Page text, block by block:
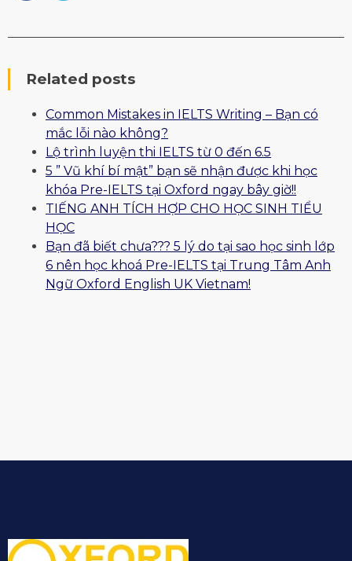
Related posts
Common Mistakes in IELTS Writing – Bạn có
mắc lỗi nào không?
Lộ trình luyện thi IELTS từ 0 đến 6.5
5 ” Vũ khí bí mật” bạn sẽ nhận được khi học
khóa Pre-IELTS tại Oxford ngay bây giờ!!
TIẾNG ANH TÍCH HỢP CHO HỌC SINH TIỂU
HỌC
Bạn đã biết chưa??? 5 lý do tại sao học sinh lớp
6 nên học khoá Pre-IELTS tại Trung Tâm Anh
Ngữ Oxford English UK Vietnam!